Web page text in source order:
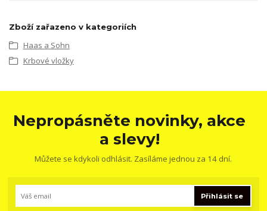
Zboží zařazeno v kategoriích
Haas a Sohn
Krbové vložky
Nepropásněte novinky, akce
a slevy!
Můžete se kdykoli odhlásit. Zasíláme jednou za 14 dní.
Přihlásit se